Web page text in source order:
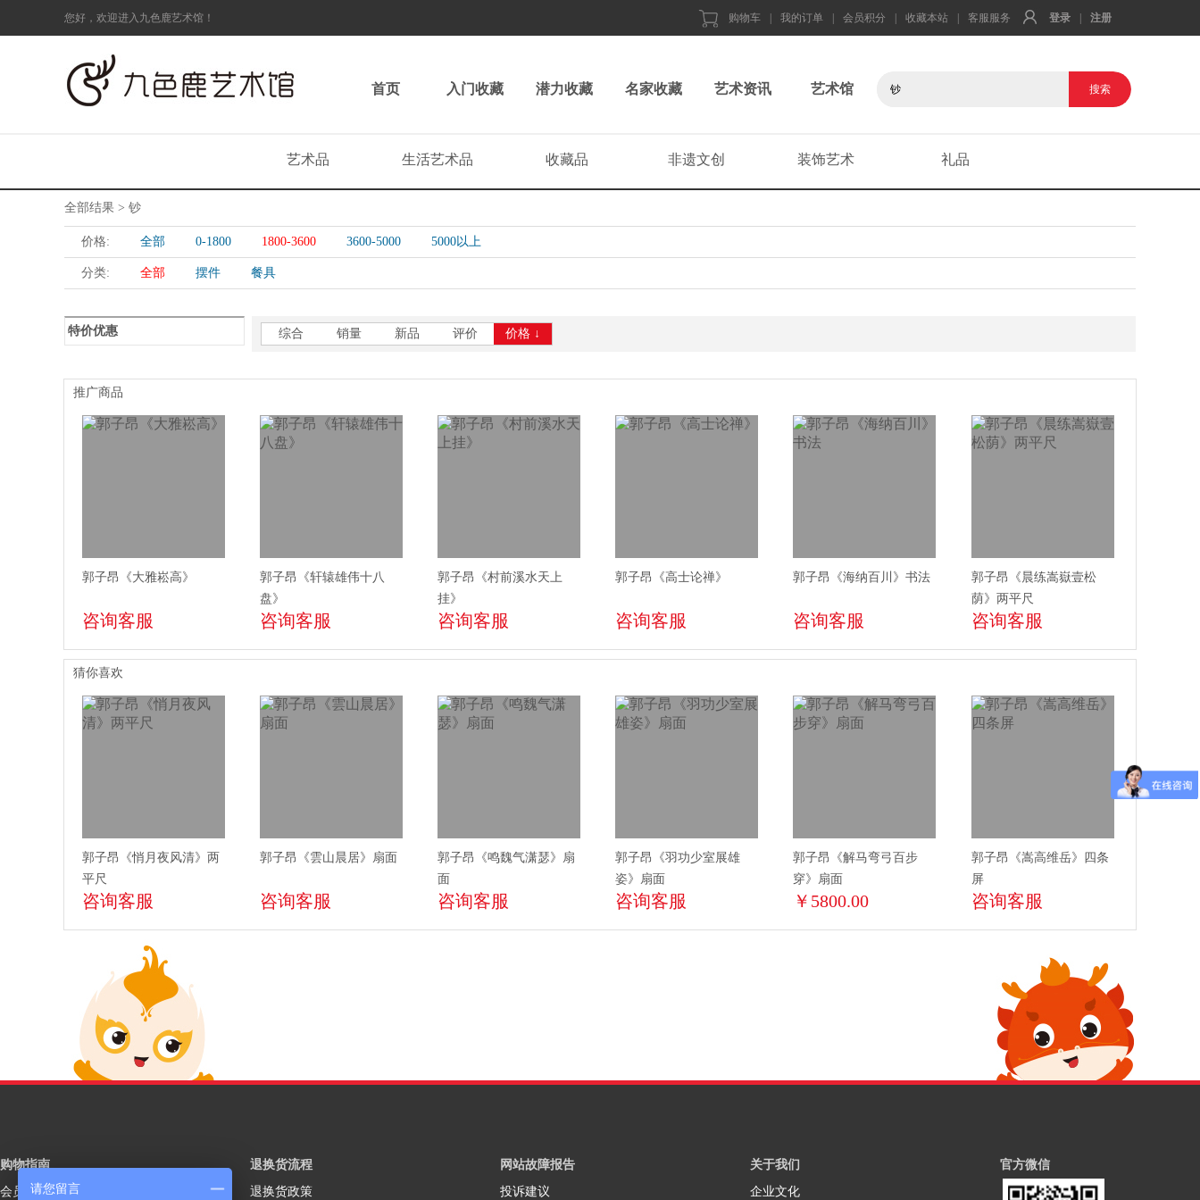
您好，欢迎进入九色鹿艺术馆！ 购物车 我的订单 会员积分 收藏本站 客服服务 登录 注册
首页 入门收藏 潜力收藏 名家收藏 艺术资讯 艺术馆
艺术品 生活艺术品 收藏品 非遗文创 装饰艺术 礼品
全部结果 > 钞
价格: 全部 0-1800 1800-3600 3600-5000 5000以上
分类: 全部 摆件 餐具
特价优惠 综合 销量 新品 评价 价格 ↓
推广商品
郭子昂《大雅崧高》
咨询客服
郭子昂《轩辕雄伟十八
盘》
咨询客服
郭子昂《村前溪水天上
挂》
咨询客服
郭子昂《高士论禅》
咨询客服
郭子昂《海纳百川》书法
咨询客服
郭子昂《晨练嵩嶽壹松
荫》两平尺
咨询客服
猜你喜欢
郭子昂《悄月夜风清》两
平尺
咨询客服
郭子昂《雲山晨居》扇面
咨询客服
郭子昂《鸣魏气潇瑟》扇
面
咨询客服
郭子昂《羽功少室展雄
姿》扇面
咨询客服
郭子昂《解马弯弓百步
穿》扇面
￥5800.00
郭子昂《嵩高维岳》四条
屏
咨询客服
购物指南
会员注册
退换货流程
退换货政策
网站故障报告
投诉建议
关于我们
企业文化
官方微信
请您留言